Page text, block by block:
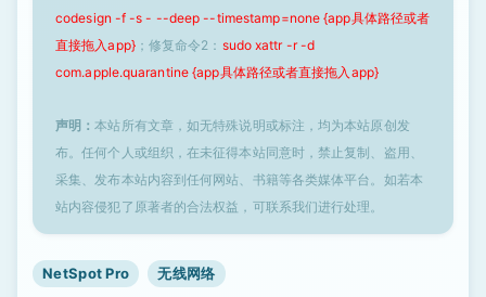
codesign -f -s - --deep --timestamp=none {app具体路径或者
直接拖入app}；修复命令2： sudo xattr -r -d
com.apple.quarantine {app具体路径或者直接拖入app}
声明：本站所有文章，如无特殊说明或标注，均为本站原创发
布。任何个人或组织，在未征得本站同意时，禁止复制、盗用、
采集、发布本站内容到任何网站、书籍等各类媒体平台。如若本
站内容侵犯了原著者的合法权益，可联系我们进行处理。
NetSpot Pro 无线网络